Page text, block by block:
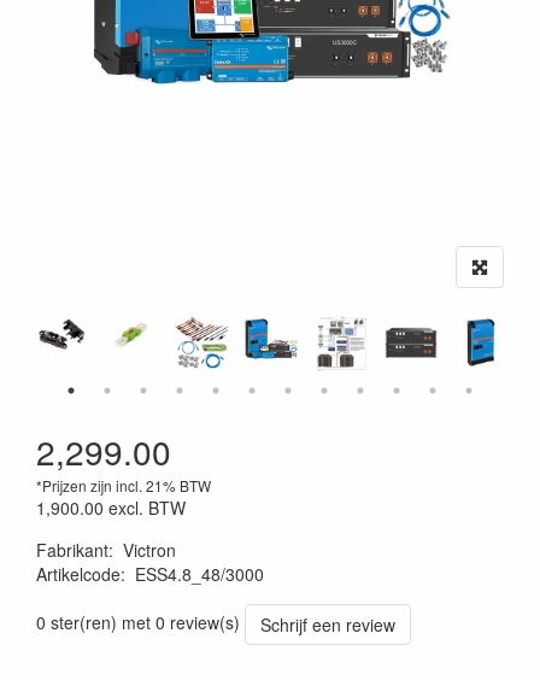
2,299.00
*Prijzen zijn incl. 21% BTW
1,900.00 excl. BTW
Fabrikant: Victron
Artikelcode: ESS4.8_48/3000
0 ster(ren) met 0 review(s)
Schrijf een review